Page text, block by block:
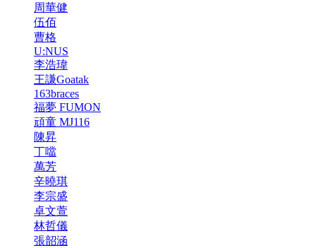
周華健
伍佰
曹格
U:NUS
李浩瑋
王謙Goatak
163braces
福夢 FUMON
頑童 MJ116
陳昇
丁噹
萬芳
辛曉琪
李宗盛
卓文萱
林哲儀
張韶涵